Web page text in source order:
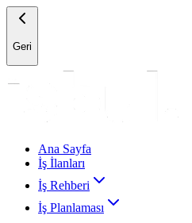
Geri
Ana Sayfa
İş İlanları
İş Rehberi
İş Planlaması